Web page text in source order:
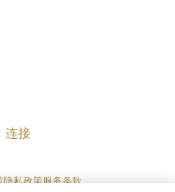
连接
隐私政策服务条款